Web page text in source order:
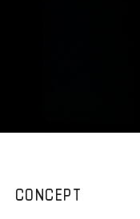
CONCEPT